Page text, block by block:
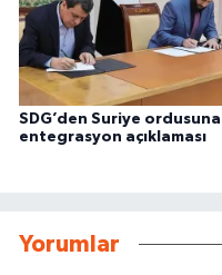
SDG’den Suriye ordusuna
entegrasyon açıklaması
Yorumlar